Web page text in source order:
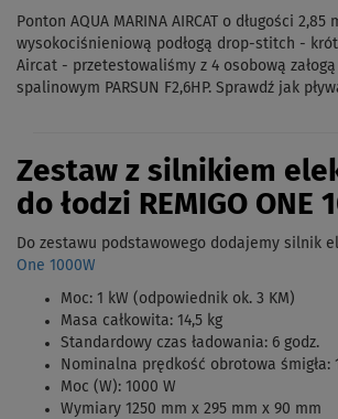
Ponton AQUA MARINA AIRCAT o długości 2,85
wysokociśnieniową podłogą drop-stitch -
Aircat - przetestowaliśmy z 4 osobową
spalinowym PARSUN F2,6HP. Sprawdź jak
Zestaw z silnikiem
do łodzi REMIGO ONE
Do zestawu podstawowego dodajemy silnik
One 1000W
Moc: 1 kW (odpowiednik ok. 3 KM)
Masa całkowita: 14,5 kg
Standardowy czas ładowania: 6 godz.
Nominalna prędkość obrotowa śmigła:
Moc (W): 1000 W
Wymiary 1250 mm x 295 mm x 90 mm